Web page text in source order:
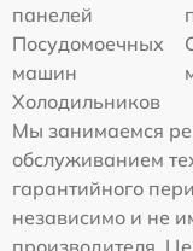
панелей
Посудомоечных
машин
Холодильников
Мы занимаемся
обслуживанием
гарантийного
независимо и не